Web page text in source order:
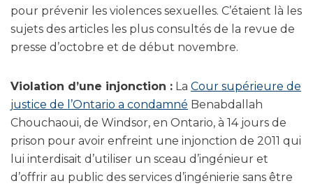
pour prévenir les violences sexuelles. C’étaient là les
sujets des articles les plus consultés de la revue de
presse d’octobre et de début novembre.
Violation d’une injonction : La Cour supérieure de
justice de l’Ontario a condamné Benabdallah
Chouchaoui, de Windsor, en Ontario, à 14 jours de
prison pour avoir enfreint une injonction de 2011 qui
lui interdisait d’utiliser un sceau d’ingénieur et
d’offrir au public des services d’ingénierie sans être